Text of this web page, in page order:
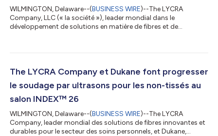
WILMINGTON, Delaware--(BUSINESS WIRE)--The LYCRA
Company, LLC (« la société »), leader mondial dans le
développement de solutions en matière de fibres et de
financière globale et sortira de la protection du chapitre 11 le 20
capital durable qui lui permettra de poursuivre sa stratégie de
croissance grâce à des investi...
The LYCRA Company et Dukane font progresser
le soudage par ultrasons pour les non-tissés au
salon INDEX™ 26
WILMINGTON, Delaware--(BUSINESS WIRE)--The LYCRA
Company, leader mondial des solutions de fibres innovantes et
durables pour le secteur des soins personnels, et Dukane,